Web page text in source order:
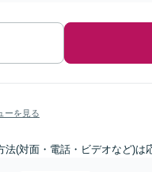
ーを見る
法(対面・電話・ビデオなど)は